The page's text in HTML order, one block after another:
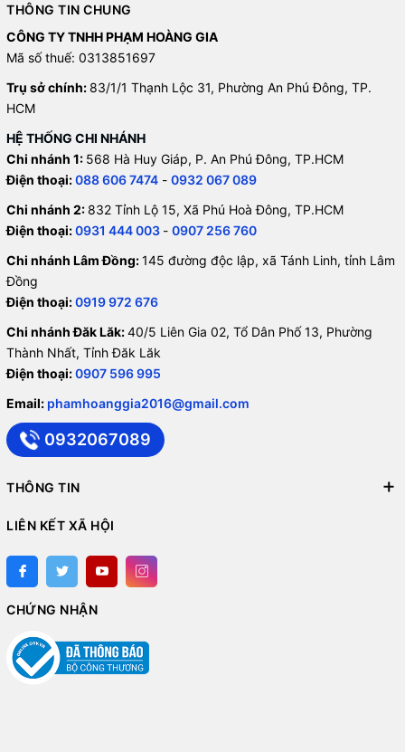
THÔNG TIN CHUNG
CÔNG TY TNHH PHẠM HOÀNG GIA
Mã số thuế: 0313851697
Trụ sở chính: 83/1/1 Thạnh Lộc 31, Phường An Phú Đông, TP.
HCM
HỆ THỐNG CHI NHÁNH
Chi nhánh 1: 568 Hà Huy Giáp, P. An Phú Đông, TP.HCM
Điện thoại:088 606 7474 - 0932 067 089
Chi nhánh 2: 832 Tỉnh Lộ 15, Xã Phú Hoà Đông, TP.HCM
Điện thoại:0931 444 003 - 0907 256 760
Chi nhánh Lâm Đồng:145 đường độc lập, xã Tánh Linh, tỉnh Lâm
Đồng
Điện thoại:0919 972 676
Chi nhánh Đăk Lăk:40/5 Liên Gia 02, Tổ Dân Phố 13, Phường
Thành Nhất, Tỉnh Đăk Lăk
Điện thoại:0907 596 995
Email: phamhoanggia2016@gmail.com
0932067089
THÔNG TIN
LIÊN KẾT XÃ HỘI
CHỨNG NHẬN